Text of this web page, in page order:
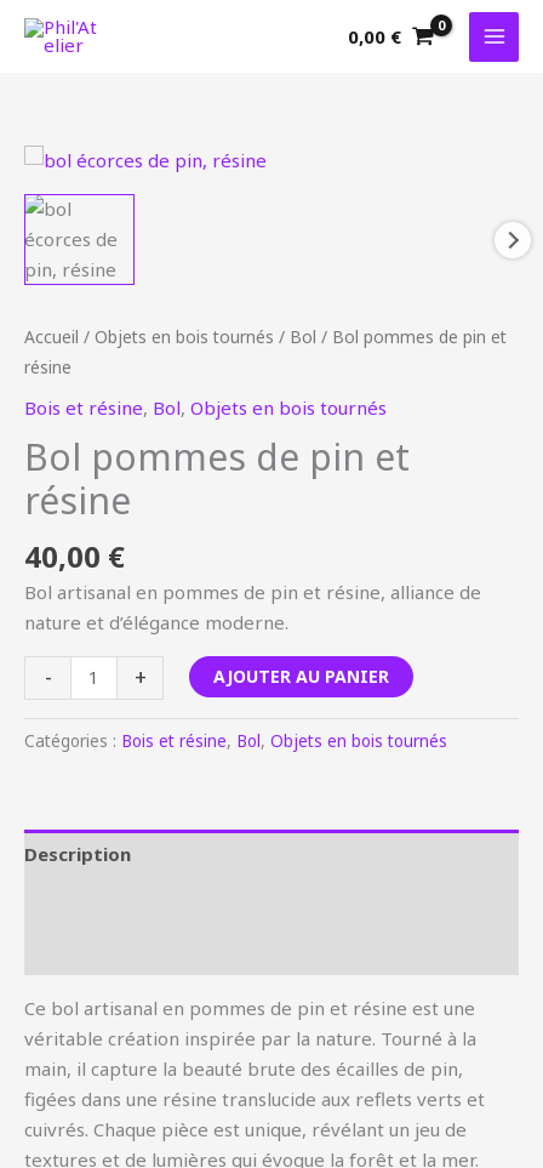
Aller
0,00 €
Accueil / Objets en bois tournés / Bol / Bol pommes de pin et
résine
Bois et résine, Bol, Objets en bois tournés
Bol pommes de pin et
résine
40,00 €
Bol artisanal en pommes de pin et résine, alliance de
nature et d’élégance moderne.
-
quantité
de
Bol
pommes
de
et
résine
+ AJOUTER AU PANIER
Catégories : Bois et résine, Bol , Objets en bois tournés
Description
Ce bol artisanal en pommes de pin et résine est une
véritable création inspirée par la nature. Tourné à la
main, il capture la beauté brute des écailles de pin,
figées dans une résine translucide aux reflets verts et
cuivrés. Chaque pièce est unique, révélant un jeu de
textures et de lumières qui évoque la forêt et la mer.